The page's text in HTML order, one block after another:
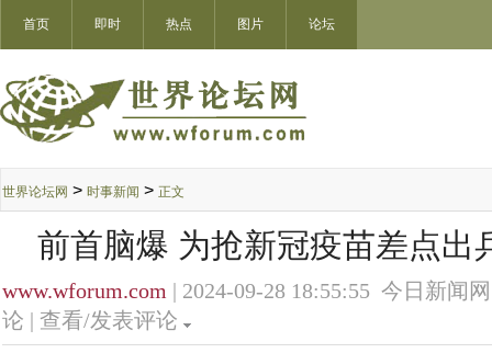
首页 即时 热点 图片 论坛
世界论坛网 > 时事新闻 > 正文
前首脑爆 为抢新冠疫苗差点出
www.wforum.com | 2024-09-28 18:55:55 今日新闻
论 | 查看/发表评论